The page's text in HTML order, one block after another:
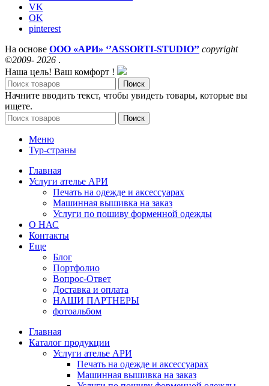
VK
OK
pinterest
На основе ООО «АРИ» ‘’ASSORTI-STUDIO’’ copyright
©2009- 2026 .
Наша цель! Ваш комфорт !
Поиск
Начните вводить текст, чтобы увидеть товары, которые вы
ищете.
Поиск
Меню
Тур-страны
Главная
Услуги ателье АРИ
Печать на одежде и аксессуарах
Машинная вышивка на заказ
Услуги по пошиву форменной одежды
О НАС
Контакты
Еще
Блог
Портфолио
Вопрос-Ответ
Доставка и оплата
НАШИ ПАРТНЕРЫ
фотоальбом
Главная
Каталог продукции
Услуги ателье АРИ
Печать на одежде и аксессуарах
Машинная вышивка на заказ